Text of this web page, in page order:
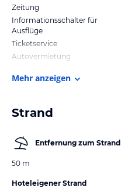
Zeitung
Informationsschalter für
Ausflüge
Ticketservice
Autovermietung
Mehr anzeigen
Strand
Entfernung zum Strand
50 m
Hoteleigener Strand